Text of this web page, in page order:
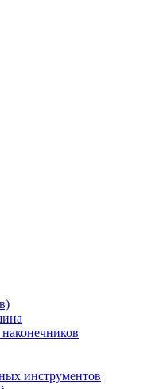
инструментов